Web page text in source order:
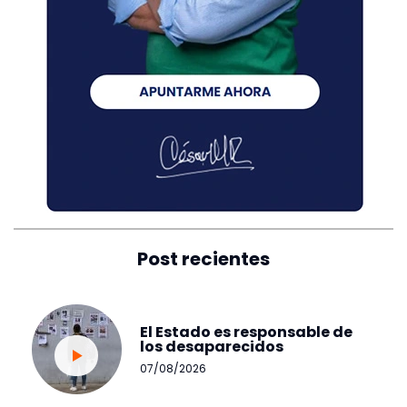
Post recientes
El Estado es responsable de
los desaparecidos
07/08/2026